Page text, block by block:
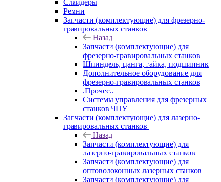
Слайдеры
Ремни
Запчасти (комплектующие) для фрезерно-
гравировальных станков
Назад
Запчасти (комплектующие) для
фрезерно-гравировальных станков
Шпиндель, цанга, гайка, подшипник
Дополнительное оборудование для
фрезерно-гравировальных станков
.Прочее..
Системы управления для фрезерных
станков ЧПУ
Запчасти (комплектующие) для лазерно-
гравировальных станков
Назад
Запчасти (комплектующие) для
лазерно-гравировальных станков
Запчасти (комплектующие) для
оптоволоконных лазерных станков
Запчасти (комплектующие) для